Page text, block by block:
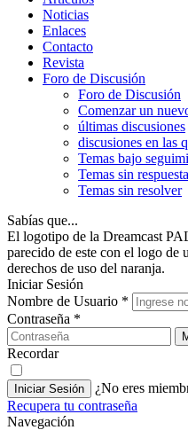
Noticias
Enlaces
Contacto
Revista
Foro de Discusión
Foro de Discusión
Comenzar un
últimas discusiones
discusiones en las
Temas bajo
Temas sin
Temas sin resolver
Sabías que...
El logotipo de la Dreamcast
parecido de este con el logo de
derechos de uso del naranja.
Iniciar Sesión
Nombre de Usuario *
Contraseña *
Recordar
Iniciar Sesión ¿No eres
Recupera tu contraseña
Navegación